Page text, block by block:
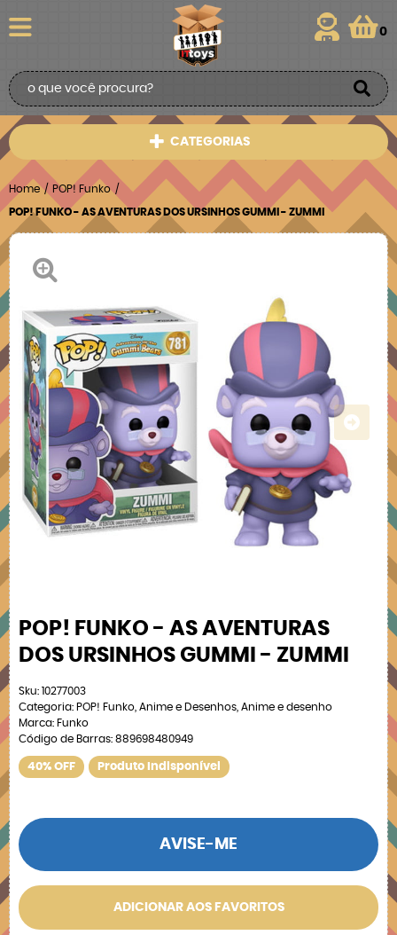
0
CATEGORIAS
Home POP! Funko
POP! FUNKO - AS AVENTURAS DOS URSINHOS GUMMI - ZUMMI
POP! FUNKO - AS AVENTURAS
DOS URSINHOS GUMMI - ZUMMI
Sku: 10277003
Categoria: POP! Funko Anime e Desenhos Anime e desenho
Marca: Funko
Código de Barras: 889698480949
40% OFF Produto Indisponível
AVISE-ME
ADICIONAR AOS FAVORITOS